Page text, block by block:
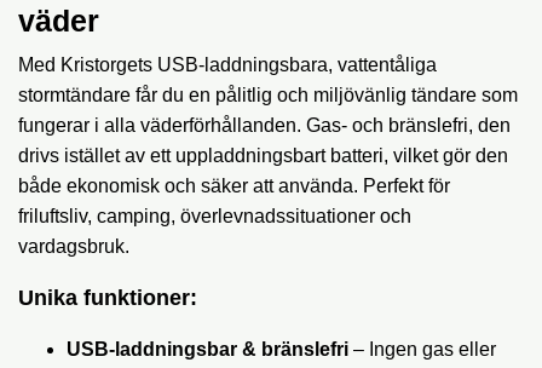
väder
Med Kristorgets USB-laddningsbara, vattentåliga
stormtändare får du en pålitlig och miljövänlig tändare som
fungerar i alla väderförhållanden. Gas- och bränslefri, den
drivs istället av ett uppladdningsbart batteri, vilket gör den
både ekonomisk och säker att använda. Perfekt för
friluftsliv, camping, överlevnadssituationer och
vardagsbruk.
Unika funktioner:
USB-laddningsbar & bränslefri – Ingen gas eller